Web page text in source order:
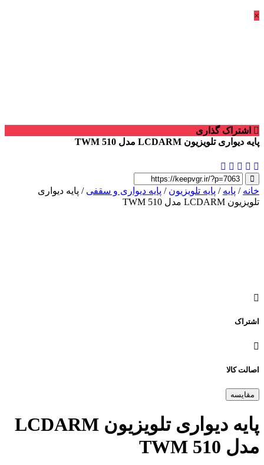
×
اشتراک گذاری
پایه دیواری تلویزیون LCDARM مدل TWM 510
خانه / پایه / پایه تلویزیون / پایه دیواری و سقفی / پایه دیواری
تلویزیون LCDARM مدل TWM 510
اشتراک
اصالت کالا
مقایسه
پایه دیواری تلویزیون LCDARM
مدل TWM 510